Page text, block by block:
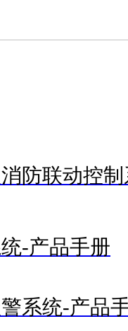
防联动控
-产品手册
系统-产品